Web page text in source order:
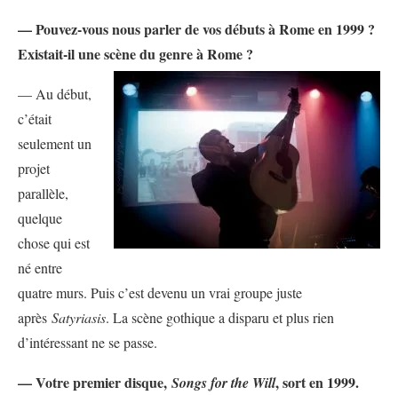
— Pouvez-vous nous parler de vos débuts à Rome en 1999 ?
Existait-il une scène du genre à Rome ?
— Au début,
c’était
seulement un
projet
parallèle,
quelque
chose qui est
né entre
quatre murs. Puis c’est devenu un vrai groupe juste
après Satyriasis. La scène gothique a disparu et plus rien
d’intéressant ne se passe.
— Votre premier disque, Songs for the Will, sort en 1999.